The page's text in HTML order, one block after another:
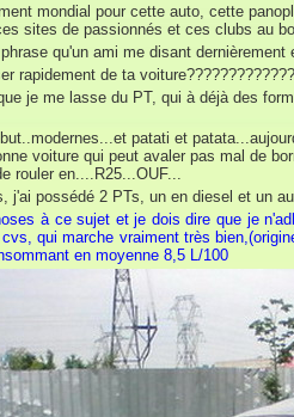
mondial pour cette auto, cette
sites de passionnés et ces clubs au
qu'un ami me disant
rapidement de ta
je me lasse du PT, qui à déjà des
patati et
voiture qui peut avaler pas mal de
rouler en....R25...OUF...
j'ai possédé 2 PTs, un en diesel et un
à ce sujet et je dois dire que je
qui marche vraiment très
en moyenne 8,5 L/100